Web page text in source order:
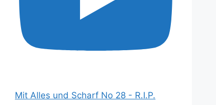
Mit Alles und Scharf No 28 - R.I.P.